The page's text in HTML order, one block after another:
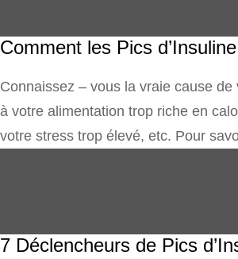
Comment les Pics
Connaissez – vous la vraie cause
à votre alimentation trop riche en
votre stress trop élevé, etc. Pour
7 Déclencheurs de Pics